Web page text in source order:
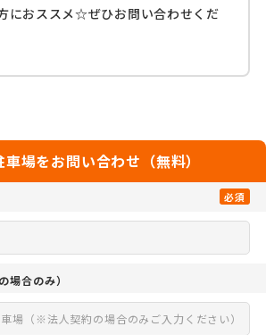
におススメ☆ぜひお問い合わせくだ
場をお問い合わせ（無料）
必須
場合のみ）